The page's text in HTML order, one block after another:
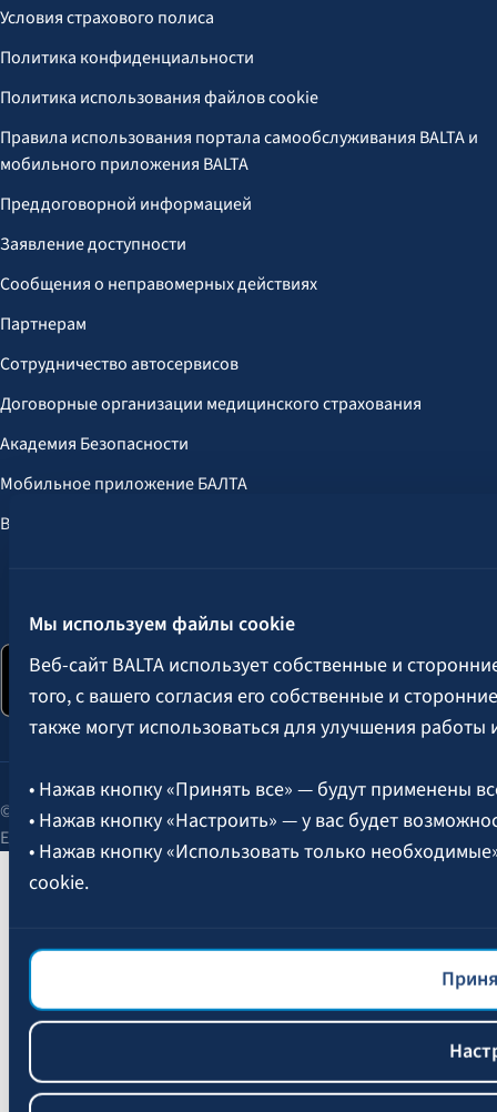
Мы используем файлы cookie
Веб-сайт BALTA использует собственные и
того, с вашего согласия его собственные и
также могут использоваться для улучшения работы
• Нажав кнопку «Принять все» — будут применены
• Нажав кнопку «Настроить» — у вас будет
• Нажав кнопку «Использовать только
cookie.
Более подробная информация об управлении
Условия страхового полиса
Политика конфиденциальности
Политика использования файлов cookie
Правила использования портала самообслуживания BALTA и
мобильного приложения BALTA
Преддоговорной информацией
Заявление доступности
Сообщения о неправомерных действиях
Партнерам
Сотрудничество автосервисов
Договорные организации медицинского страхования
Академия Безопасности
Мобильное приложение БАЛТА
Выгоды для клиентов
© 2026 AAS BALTA | улица Сканстес 25, Рига, LV-1013, Латвия.
Единый рег. № 40003049409.